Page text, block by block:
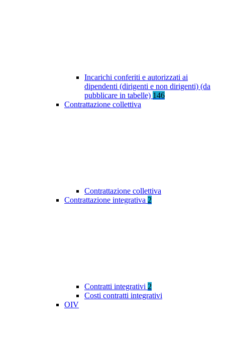
Incarichi conferiti e autorizzati ai
dipendenti (dirigenti e non dirigenti) (da
pubblicare in tabelle) 146
Contrattazione collettiva
Contrattazione collettiva
Contrattazione integrativa 2
Contratti integrativi 2
Costi contratti integrativi
OIV